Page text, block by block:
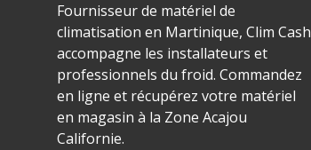
Fournisseur de matériel de
climatisation en Martinique, Clim Cash
accompagne les installateurs et
professionnels du froid. Commandez
en ligne et récupérez votre matériel
en magasin à la Zone Acajou
Californie.